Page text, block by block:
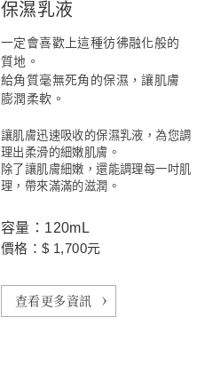
保濕乳液
一定會喜歡上這種彷彿融化般的
質地。
給角質毫無死角的保濕，讓肌膚
膨潤柔軟。
讓肌膚迅速吸收的保濕乳液，為您調
理出柔滑的細嫩肌膚。
除了讓肌膚細嫩，還能調理每一吋肌
理，帶來滿滿的滋潤。
容量：120mL
價格：$ 1,700元
查看更多資訊